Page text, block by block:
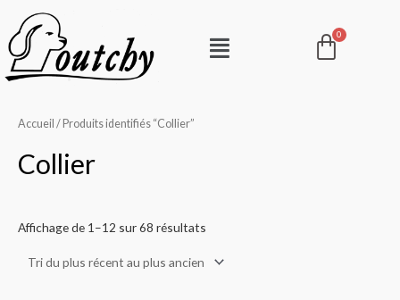
contenu
Menu
Accueil / Produits identifiés “Collier”
Collier
Affichage de 1–12 sur 68 résultats